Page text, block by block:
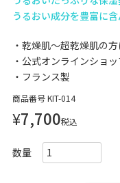
うるおい成分を豊富に
乾燥肌～超乾燥肌の方
公式オンラインショ
フランス製
商品番号KIT-014
¥7,700税込